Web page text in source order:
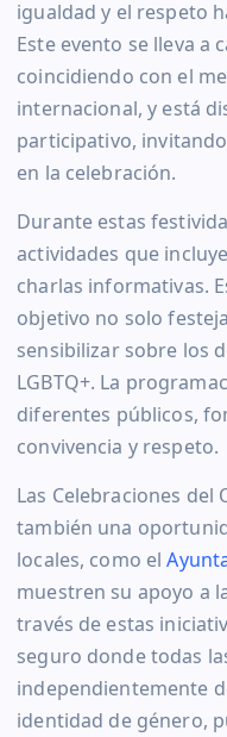
igualdad y el respeto
Este evento se lleva a
coincidiendo con el
internacional, y está
participativo,
en la celebración.
Durante estas
actividades que
charlas informativas.
objetivo no solo
sensibilizar sobre los
LGBTQ+. La
diferentes públicos,
convivencia y respeto.
Las Celebraciones
también una
locales, como el
muestren su apoyo a
través de estas
seguro donde todas
independientemente
identidad de género,